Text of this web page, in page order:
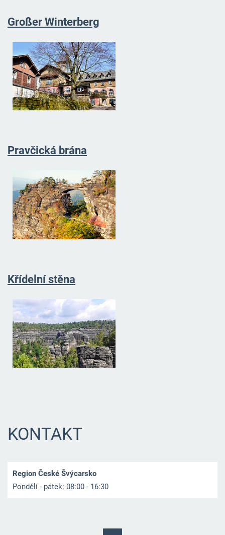
Großer Winterberg
Pravčická brána
Křídelní stěna
KONTAKT
Region České Švýcarsko
Pondělí - pátek: 08:00 - 16:30